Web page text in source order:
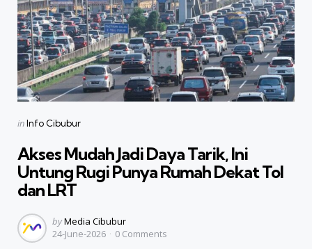
Categories
Posted
inInfo Cibubur
Akses Mudah Jadi Daya Tarik, Ini
Untung Rugi Punya Rumah Dekat Tol
dan LRT
Posted
by
byMedia Cibubur
24-June-2026
0 Comments